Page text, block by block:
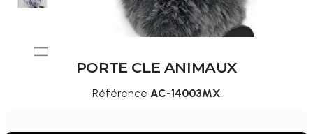
PORTE CLE ANIMAUX
Référence AC-14003MX